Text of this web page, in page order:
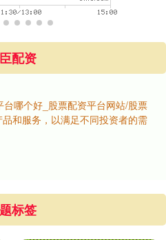
配资
哪个好_股票配资平台网站/股票
和服务，以满足不同投资者的需
标签